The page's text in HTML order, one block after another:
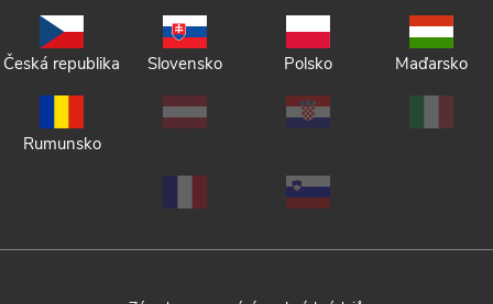
Česká republika Slovensko Polsko Maďarsko
Rumunsko